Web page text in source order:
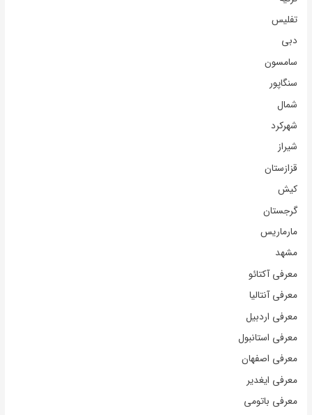
تفلیس
دبی
سامسون
سنگاپور
شمال
شهرکرد
شیراز
قزازستان
کیش
گرجستان
مارماریس
مشهد
معرفی آکتائو
معرفی آنتالیا
معرفی اردبیل
معرفی استانبول
معرفی اصفهان
معرفی ایغدیر
معرفی باتومی